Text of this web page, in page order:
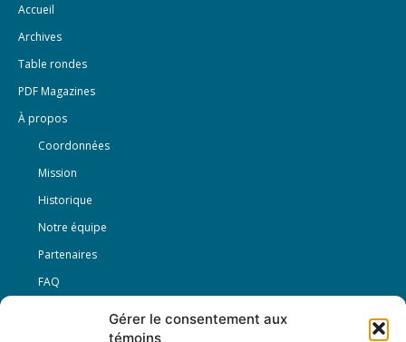
Gérer le consentement aux
témoins
Accueil
Archives
Table rondes
PDF Magazines
À propos
Coordonnées
Mission
Historique
Notre équipe
Partenaires
FAQ